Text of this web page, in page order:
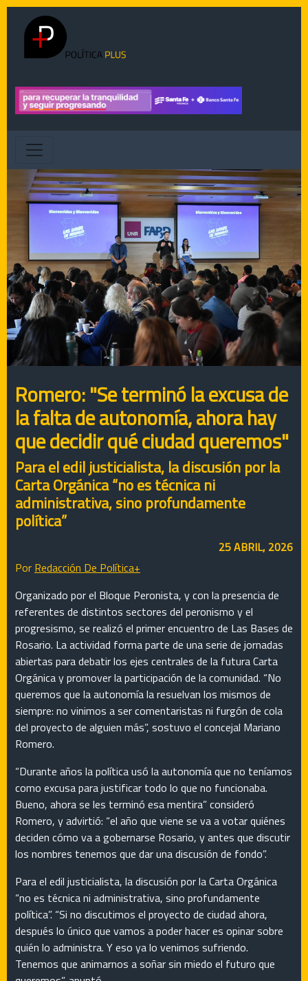
Romero: "Se terminó la excusa de
la falta de autonomía, ahora hay
que decidir qué ciudad queremos"
Para el edil justicialista, la discusión por la
Carta Orgánica “no es técnica ni
administrativa, sino profundamente
política”
25 ABRIL, 2026
Por Redacción De Política+
Organizado por el Bloque Peronista, y con la presencia de
referentes de distintos sectores del peronismo y el
progresismo, se realizó el primer encuentro de Las Bases de
Rosario. La actividad forma parte de una serie de jornadas
abiertas para debatir los ejes centrales de la futura Carta
Orgánica y promover la participación de la comunidad. “No
queremos que la autonomía la resuelvan los mismos de
siempre: no vinimos a ser comentaristas ni furgón de cola
del proyecto de alguien más”, sostuvo el concejal Mariano
Romero.
“Durante años la política usó la autonomía que no teníamos
como excusa para justificar todo lo que no funcionaba.
Bueno, ahora se les terminó esa mentira” consideró
Romero, y advirtió: “el año que viene se va a votar quiénes
deciden cómo va a gobernarse Rosario, y antes que discutir
los nombres tenemos que dar una discusión de fondo”.
Para el edil justicialista, la discusión por la Carta Orgánica
“no es técnica ni administrativa, sino profundamente
política”. “Si no discutimos el proyecto de ciudad ahora,
después lo único que vamos a poder hacer es opinar sobre
quién lo administra. Y eso ya lo venimos sufriendo.
Tenemos que animarnos a soñar sin miedo el futuro que